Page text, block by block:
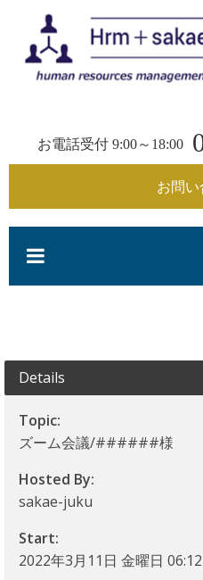
キ
プ
経
営
労
管
理
事
務
所
お電話受付 9:00～18:00
お問
Details
Topic:
ズーム会議/######様
Hosted By:
sakae-juku
Start:
2022年3月11日 金曜日 06:12